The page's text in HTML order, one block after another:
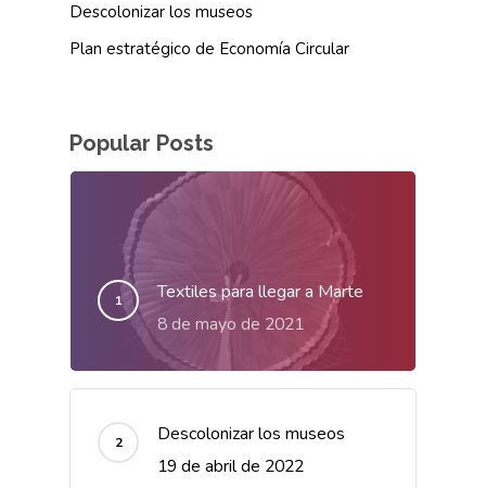
Descolonizar los museos
Plan estratégico de Economía Circular
Popular Posts
Textiles para llegar a Marte
8 de mayo de 2021
Descolonizar los museos
19 de abril de 2022